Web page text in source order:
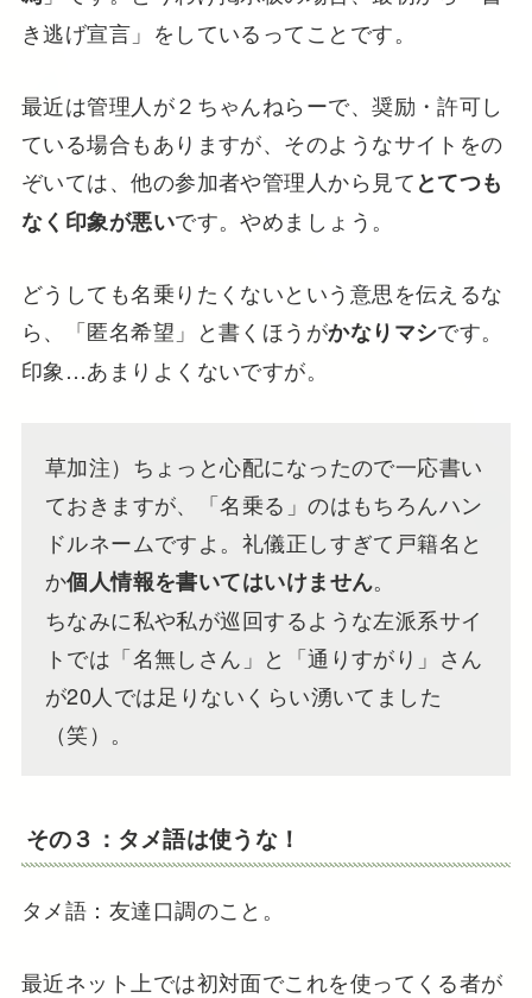
き逃げ宣言」をしているってことです。
最近は管理人が２ちゃんねらーで、奨励・許可し
ている場合もありますが、そのようなサイトをの
ぞいては、他の参加者や管理人から見てとてつも
なく印象が悪いです。やめましょう。
どうしても名乗りたくないという意思を伝えるな
ら、「匿名希望」と書くほうがかなりマシです。
印象…あまりよくないですが。
草加注）ちょっと心配になったので一応書い
ておきますが、「名乗る」のはもちろんハン
ドルネームですよ。礼儀正しすぎて戸籍名と
か個人情報を書いてはいけません。
ちなみに私や私が巡回するような左派系サイ
トでは「名無しさん」と「通りすがり」さん
が20人では足りないくらい湧いてました
（笑）。
その３：タメ語は使うな！
タメ語：友達口調のこと。
最近ネット上では初対面でこれを使ってくる者が